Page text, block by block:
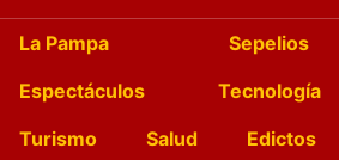
La Pampa Sepelios
Espectáculos
Tecnología
Turismo
Salud Edictos